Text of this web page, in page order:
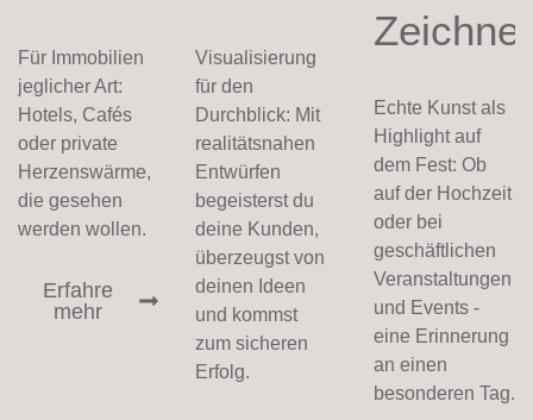
Für Immobilien
jeglicher Art:
Hotels, Cafés
oder private
Herzenswärme,
die gesehen
werden wollen.
Erfahre
mehr
Visualisierung
für den
Durchblick: Mit
realitätsnahen
Entwürfen
begeisterst du
deine Kunden,
überzeugst von
deinen Ideen
und kommst
zum sicheren
Erfolg.
Echte Kunst als
Highlight auf
dem Fest: Ob
auf der Hochzeit
oder bei
geschäftlichen
Veranstaltungen
und Events -
eine Erinnerung
an einen
besonderen Tag.